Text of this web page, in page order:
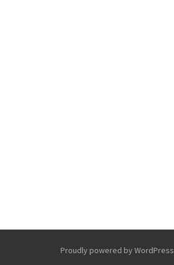
Proudly powered by WordPress